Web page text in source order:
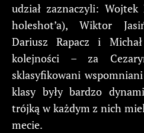
udział zaznaczyli: Wojtek
holeshot’a), Wiktor
Dariusz Rapacz i
kolejności – za
sklasyfikowani
klasy były bardzo
trójką w każdym z nich
mecie.